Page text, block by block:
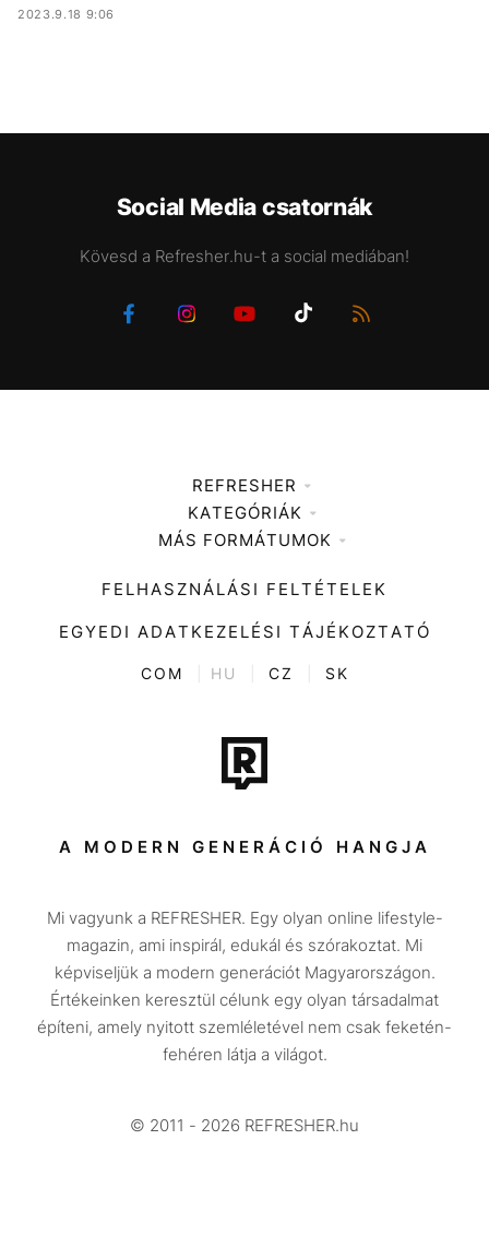
2023.9.18 9:06
Social Media csatornák
Kövesd a Refresher.hu-t a social mediában!
REFRESHER
Médiaajánlat
KATEGÓRIÁK
Zene
Divat
Kultúra
ENTR
Tech-Tudomány
Sport
Társadalom
Utazás
Életmód
Design
Beszélgetések
Videó
MÁS FORMÁTUMOK
FELHASZNÁLÁSI FELTÉTELEK
EGYEDI ADATKEZELÉSI TÁJÉKOZTATÓ
COM HU CZ SK
A MODERN GENERÁCIÓ HANGJA
Mi vagyunk a REFRESHER. Egy olyan online lifestyle-
magazin, ami inspirál, edukál és szórakoztat. Mi
képviseljük a modern generációt Magyarországon.
Értékeinken keresztül célunk egy olyan társadalmat
építeni, amely nyitott szemléletével nem csak feketén-
fehéren látja a világot.
© 2011 - 2026 REFRESHER.hu